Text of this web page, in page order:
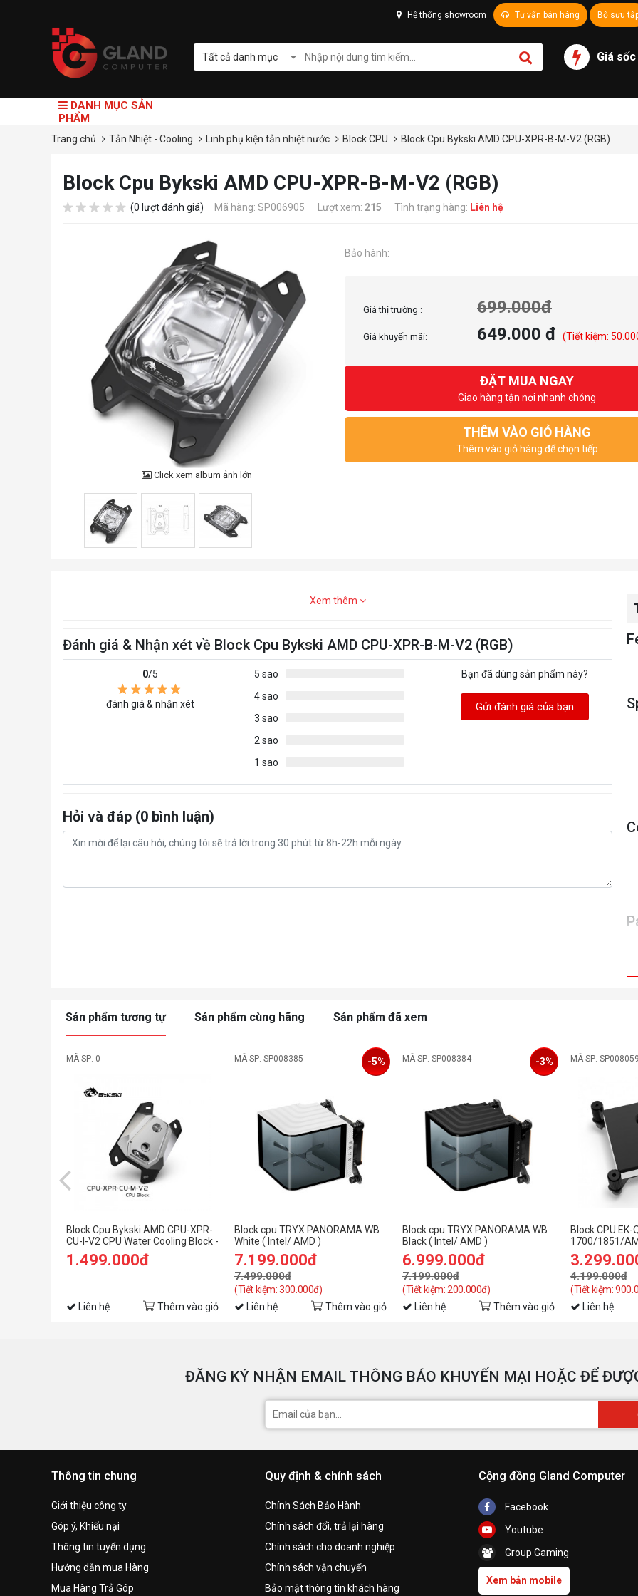
Hệ thống showroom Tư vấn bán hàng Bộ sưu
Tất cả danh mục Giá sốc
DANH MỤC SẢN
PHẨM
Trang chủ Tản Nhiệt - Cooling Linh phụ kiện tản nhiệt nước Block CPU Block Cpu Bykski AMD CPU-XPR-B-M-V2 (RGB)
Block Cpu Bykski AMD CPU-XPR-B-M-V2 (RGB)
(0 lượt đánh giá) Mã hàng: SP006905 Lượt xem: 215 Tình trạng hàng: Liên hệ
Click xem album ảnh lớn
Bảo hành:
Giá thị trường : 699.000đ
Giá khuyến mãi: 649.000 đ (Tiết kiệm:
ĐẶT MUA NGAY
Giao hàng tận nơi nhanh chóng
THÊM VÀO GIỎ HÀNG
Thêm vào giỏ hàng để chọn tiếp
Xem thêm
Đánh giá & Nhận xét về Block Cpu Bykski AMD CPU-XPR-B-M-V2 (RGB)
0/5
đánh giá & nhận xét
5 sao
4 sao
3 sao
2 sao
1 sao
Bạn đã dùng sản phẩm này?
Gửi đánh giá của bạn
Hỏi và đáp (0 bình luận)
Sản phẩm tương tự Sản phẩm cùng hãng Sản phẩm đã xem
MÃ SP: 0
Block Cpu Bykski AMD CPU-XPR-
CU-I-V2 CPU Water Cooling Block -
Full Metal
1.499.000đ
Liên hệ Thêm vào giỏ
MÃ SP: SP008385
Block cpu TRYX PANORAMA WB
White ( Intel/ AMD )
7.199.000đ
7.499.000đ
(Tiết kiệm: 300.000đ)
-5%
Liên hệ Thêm vào giỏ
MÃ SP: SP008384
Block cpu TRYX PANORAMA WB
Black ( Intel/ AMD )
6.999.000đ
7.199.000đ
(Tiết kiệm: 200.000đ)
-3%
Liên hệ Thêm vào giỏ
MÃ SP: SP008059
Block CPU
1700/1851/
4.199.000đ
(Tiết kiệm:
Liên hệ
ĐĂNG KÝ NHẬN EMAIL THÔNG BÁO KHUYẾN MẠI HOẶC ĐỂ
Thông tin chung
Giới thiệu công ty
Góp ý, Khiếu nại
Thông tin tuyển dụng
Hướng dẫn mua Hàng
Mua Hàng Trả Góp
Quy định & chính sách
Chính Sách Bảo Hành
Chính sách đổi, trả lại hàng
Chính sách cho doanh nghiệp
Chính sách vận chuyển
Bảo mật thông tin khách hàng
Cộng đồng Gland Computer
Facebook
Youtube
Group Gaming
Xem bản mobile